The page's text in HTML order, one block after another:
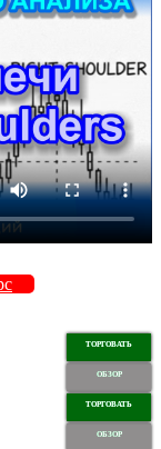
ТОРГОВАТЬ
ОБЗОР
ТОРГОВАТЬ
ОБЗОР